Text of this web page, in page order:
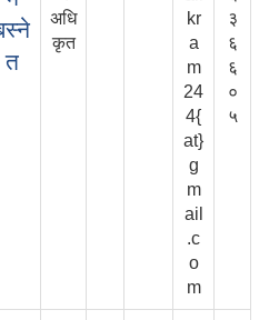
त
अधि
कृत
kr
a
m
24
4{
at}
g
m
ail
.c
o
m
३
६
६
०
५